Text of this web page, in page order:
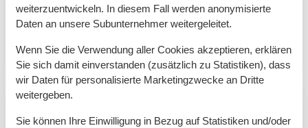
Ostseeküste stammt der Name Nieby aus dem
Dänischen und bedeutet "neues Dorf". Nieby befindet
Mehr erfahren
weiterzuentwickeln. In diesem Fall werden anonymisierte
Daten an unsere Subunternehmer weitergeleitet.
Wenn Sie die Verwendung aller Cookies akzeptieren, erklären
Sie sich damit einverstanden (zusätzlich zu Statistiken), dass
wir Daten für personalisierte Marketingzwecke an Dritte
weitergeben.
Sie können Ihre Einwilligung in Bezug auf Statistiken und/oder